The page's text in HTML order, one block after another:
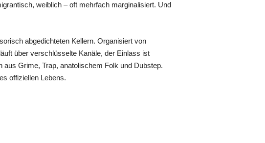
weiblich – oft mehrfach marginalisiert. Und
abgedichteten Kellern. Organisiert von
über verschlüsselte Kanäle, der Einlass ist
Grime, Trap, anatolischem Folk und Dubstep.
offiziellen Lebens.